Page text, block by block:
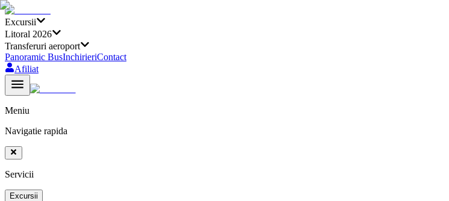
Excursii
Litoral 2026
Transferuri aeroport
Panoramic BusInchirieriContact
Afiliat
Meniu
Navigatie rapida
Servicii
Excursii